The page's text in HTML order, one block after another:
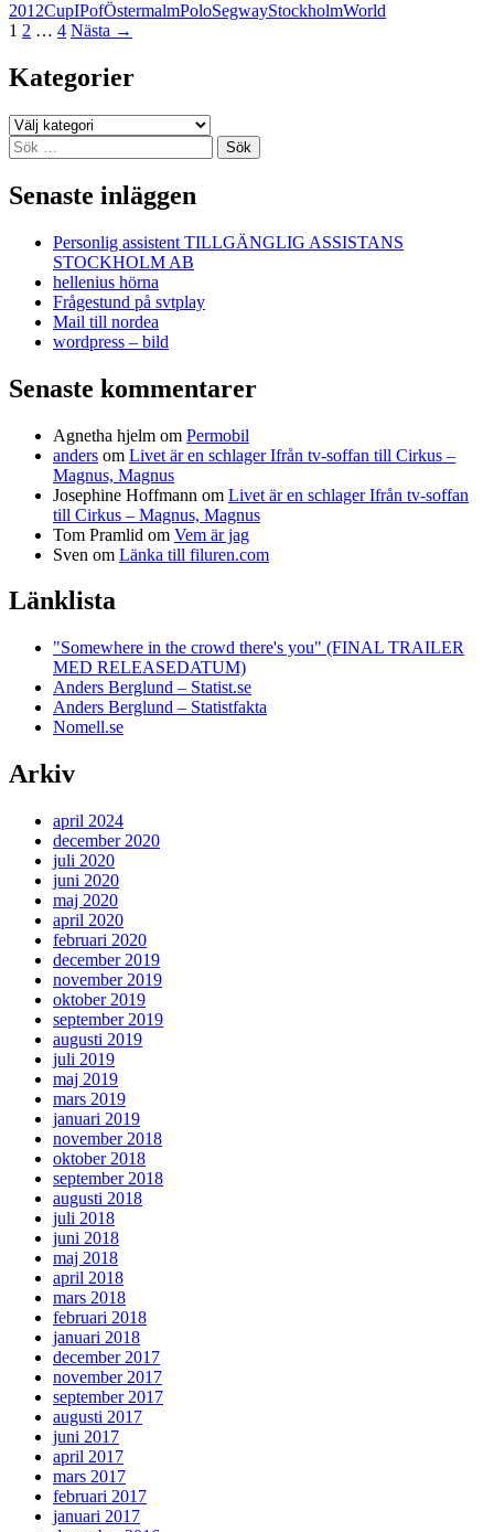
2012CupIPofÖstermalmPoloSegwayStockholmWorld
Inläggsnavigering
1 2 … 4 Nästa →
Kategorier
Kategorier
Sök
efter:
Senaste inläggen
Personlig assistent TILLGÄNGLIG ASSISTANS
STOCKHOLM AB
hellenius hörna
Frågestund på svtplay
Mail till nordea
wordpress – bild
Senaste kommentarer
Agnetha hjelm om Permobil
anders om Livet är en schlager Ifrån tv-soffan till Cirkus –
Magnus, Magnus
Josephine Hoffmann om Livet är en schlager Ifrån tv-soffan
till Cirkus – Magnus, Magnus
Tom Pramlid om Vem är jag
Sven om Länka till filuren.com
Länklista
"Somewhere in the crowd there's you" (FINAL TRAILER
MED RELEASEDATUM)
Anders Berglund – Statist.se
Anders Berglund – Statistfakta
Nomell.se
Arkiv
april 2024
december 2020
juli 2020
juni 2020
maj 2020
april 2020
februari 2020
december 2019
november 2019
oktober 2019
september 2019
augusti 2019
juli 2019
maj 2019
mars 2019
januari 2019
november 2018
oktober 2018
september 2018
augusti 2018
juli 2018
juni 2018
maj 2018
april 2018
mars 2018
februari 2018
januari 2018
december 2017
november 2017
september 2017
augusti 2017
juni 2017
april 2017
mars 2017
februari 2017
januari 2017